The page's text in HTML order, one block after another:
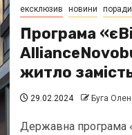
ексклюзив новини поради
Програма
житло
29.02.2024 Буга
Державна програма